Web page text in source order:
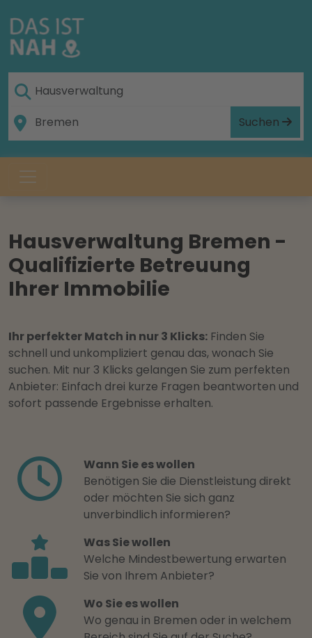
Suchen
Hausverwaltung Bremen -
Qualifizierte Betreuung
Ihrer Immobilie
Ihr perfekter Match in nur 3 Klicks: Finden Sie
schnell und unkompliziert genau das, wonach Sie
suchen. Mit nur 3 Klicks gelangen Sie zum perfekten
Anbieter: Einfach drei kurze Fragen beantworten und
sofort passende Ergebnisse erhalten.
Wann Sie es wollen
Benötigen Sie die Dienstleistung direkt
oder möchten Sie sich ganz
unverbindlich informieren?
Was Sie wollen
Welche Mindestbewertung erwarten
Sie von Ihrem Anbieter?
Wo Sie es wollen
Wo genau in Bremen oder in welchem